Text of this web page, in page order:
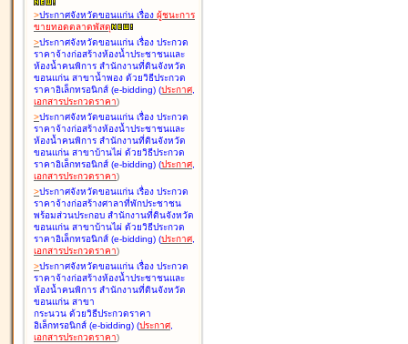
>ประกาศจังหวัดขอนแก่น เรื่อง ผู้ชนะการ
ขายทอดตลาดพัสดุ
>ประกาศจังหวัดขอนแก่น เรื่อง ประกวด
ราคาจ้างก่อสร้างห้องน้ำประชาชนและ
ห้องน้ำคนพิการ สำนักงานที่ดินจังหวัด
ขอนแก่น สาขาน้ำพอง ด้วยวิธีประกวด
ราคาอิเล็กทรอนิกส์ (e-bidding) (ประกาศ,
เอกสารประกวดราคา)
>ประกาศจังหวัดขอนแก่น เรื่อง ประกวด
ราคาจ้างก่อสร้างห้องน้ำประชาชนและ
ห้องน้ำคนพิการ สำนักงานที่ดินจังหวัด
ขอนแก่น สาขาบ้านไผ่ ด้วยวิธีประกวด
ราคาอิเล็กทรอนิกส์ (e-bidding) (ประกาศ,
เอกสารประกวดราคา)
>ประกาศจังหวัดขอนแก่น เรื่อง ประกวด
ราคาจ้างก่อสร้างศาลาที่พักประชาชน
พร้อมส่วนประกอบ สำนักงานที่ดินจังหวัด
ขอนแก่น สาขาบ้านไผ่ ด้วยวิธีประกวด
ราคาอิเล็กทรอนิกส์ (e-bidding) (ประกาศ,
เอกสารประกวดราคา)
>ประกาศจังหวัดขอนแก่น เรื่อง ประกวด
ราคาจ้างก่อสร้างห้องน้ำประชาชนและ
ห้องน้ำคนพิการ สำนักงานที่ดินจังหวัด
ขอนแก่น สาขา
กระนวน ด้วยวิธีประกวดราคา
อิเล็กทรอนิกส์ (e-bidding) (ประกาศ,
เอกสารประกวดราคา)